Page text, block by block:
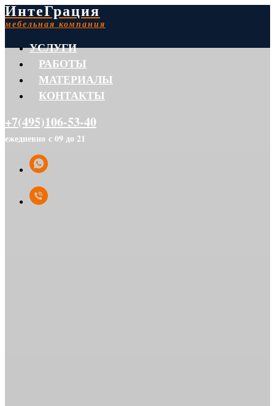
ИнтеГрация
мебельная компания
УСЛУГИ
РАБОТЫ
МАТЕРИАЛЫ
КОНТАКТЫ
+7(495)106-53-40
ежедневно с 09 до 21